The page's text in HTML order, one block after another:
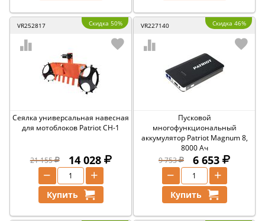
VR252817 Скидка 50%
Сеялка универсальная навесная
для мотоблоков Patriot СН-1
21 155 14 028
+
−
Купить
VR227140 Скидка 46%
Пусковой
многофункциональный
аккумулятор Patriot Magnum 8,
8000 Ач
9 753
6 653
+
−
Купить